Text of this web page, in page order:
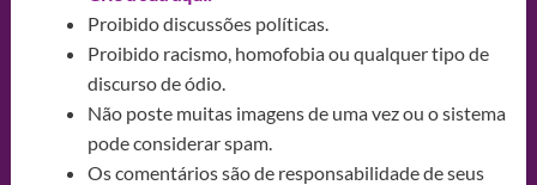
Proibido discussões políticas.
Proibido racismo, homofobia ou qualquer tipo de
discurso de ódio.
Não poste muitas imagens de uma vez ou o sistema
pode considerar spam.
Os comentários são de responsabilidade de seus